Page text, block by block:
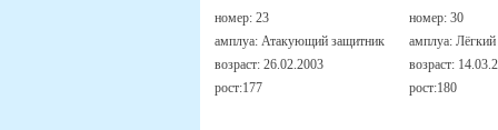
номер: 23
амплуа: Атакующий защитник
возраст: 26.02.2003
рост:177
номер: 30
амплуа:
возраст:
рост:180